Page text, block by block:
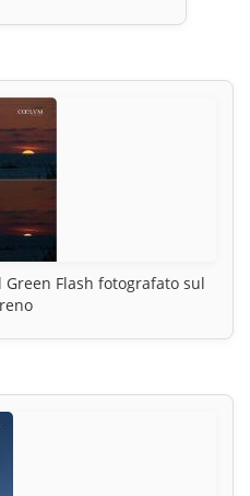
Flash fotografato sul